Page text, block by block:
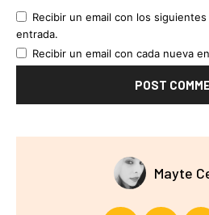
Recibir un email con los
entrada.
Recibir un email con cada nueva
Mayte